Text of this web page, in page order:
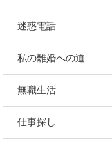
迷惑電話
私の離婚への道
無職生活
仕事探し